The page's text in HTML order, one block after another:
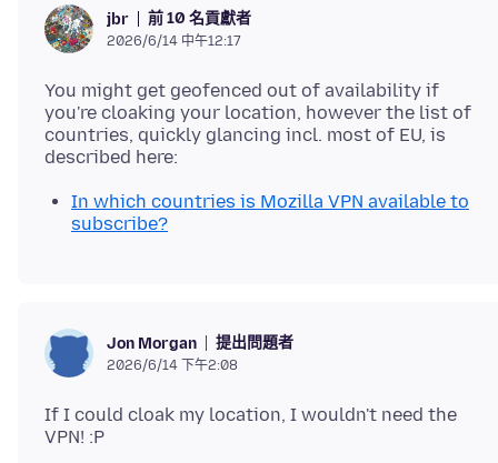
jbr 前 10 名貢獻者
2026/6/14 中午12:17
You might get geofenced out of availability if
you're cloaking your location, however the list of
countries, quickly glancing incl. most of EU, is
In which countries is Mozilla VPN available to
subscribe?
Jon Morgan 提出問題者
2026/6/14 下午2:08
If I could cloak my location, I wouldn't need the